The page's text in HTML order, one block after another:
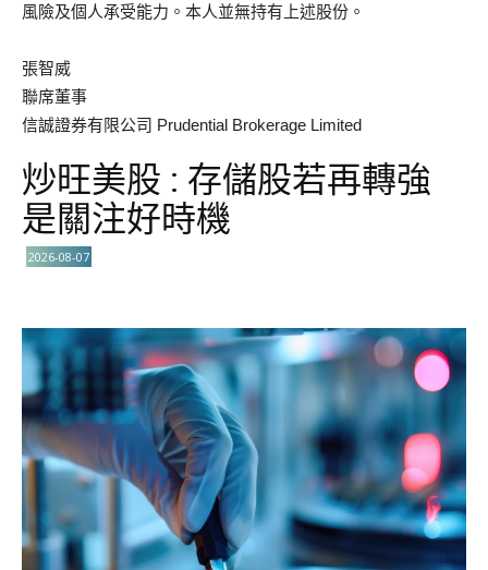
風險及個人承受能力。本人並無持有上述股份。
張智威
聯席董事
信誠證券有限公司 Prudential Brokerage Limited
炒旺美股 : 存儲股若再轉強
是關注好時機
2026-08-07